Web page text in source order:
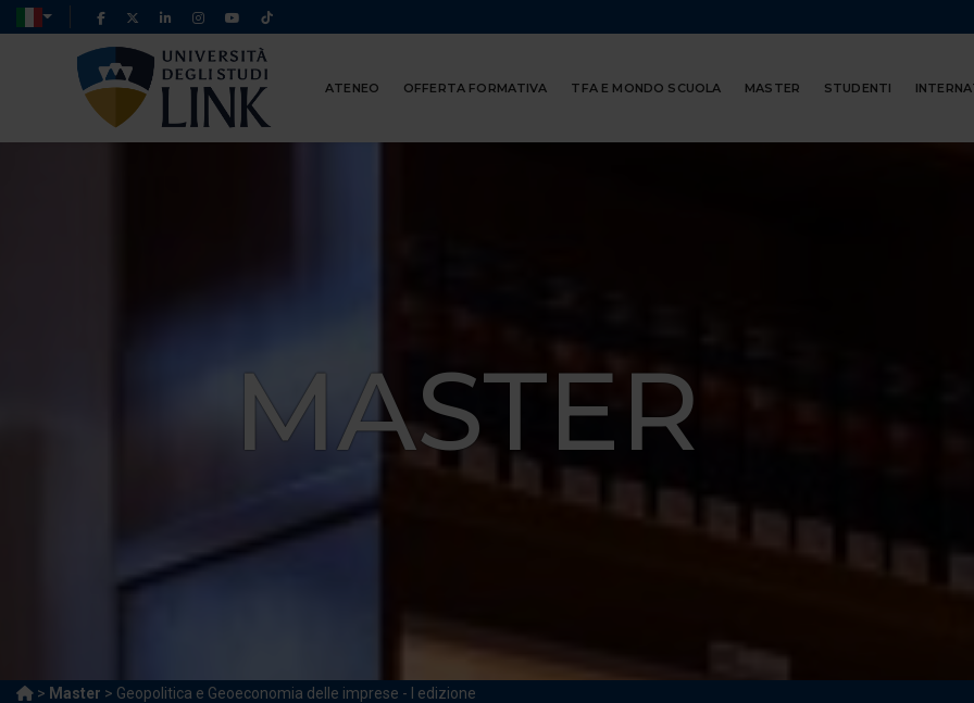
ATENEO OFFERTA FORMATIVA TFA E MONDO SCUOLA MASTER STUDENTI
MASTER
> Master > Geopolitica e Geoeconomia delle imprese - I edizione